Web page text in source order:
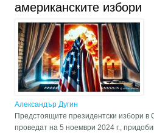
американските избори
Александър Дугин
Предстоящите президентски избори в
проведат на 5 ноември 2024 г.,